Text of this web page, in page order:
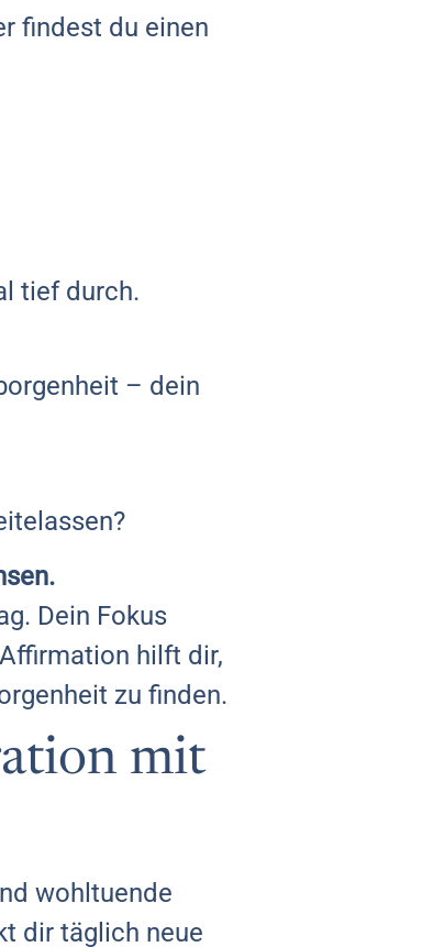
findest du einen
tief durch.
– dein
Dein Fokus
hilft dir,
zu finden.
mit
wohltuende
dir täglich neue